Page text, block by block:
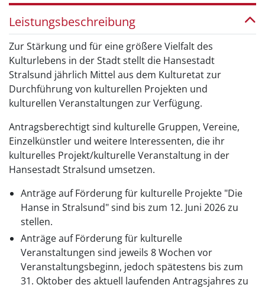
Leistungsbeschreibung
Zur Stärkung und für eine größere Vielfalt des
Kulturlebens in der Stadt stellt die Hansestadt
Stralsund jährlich Mittel aus dem Kulturetat zur
Durchführung von kulturellen Projekten und
kulturellen Veranstaltungen zur Verfügung.
Antragsberechtigt sind kulturelle Gruppen, Vereine,
Einzelkünstler und weitere Interessenten, die ihr
kulturelles Projekt/kulturelle Veranstaltung in der
Hansestadt Stralsund umsetzen.
Anträge auf Förderung für kulturelle Projekte "Die
Hanse in Stralsund" sind bis zum 12. Juni 2026 zu
stellen.
Anträge auf Förderung für kulturelle
Veranstaltungen sind jeweils 8 Wochen vor
Veranstaltungsbeginn, jedoch spätestens bis zum
31. Oktober des aktuell laufenden Antragsjahres zu